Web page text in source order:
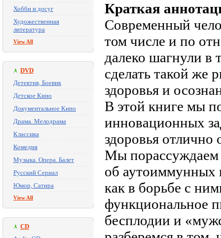
Хобби и досуг
Художественная
литература
View All
DVD
Детектив, Боевик
Детское Кино
Документальное Кино
Драма. Мелодрама
Классика
Комедия
Музыка. Опера. Балет
Русский Сериал
Юмор, Сатира
View All
CD
Краткая
Современный
том числе и по
далеко шагнули в
сделать такой же
здоровья и
В этой книге мы
инновационных
здоровья
Мы порассуждаем
об аутоиммунных
как в борьбе с
функциональное
бесплодии и